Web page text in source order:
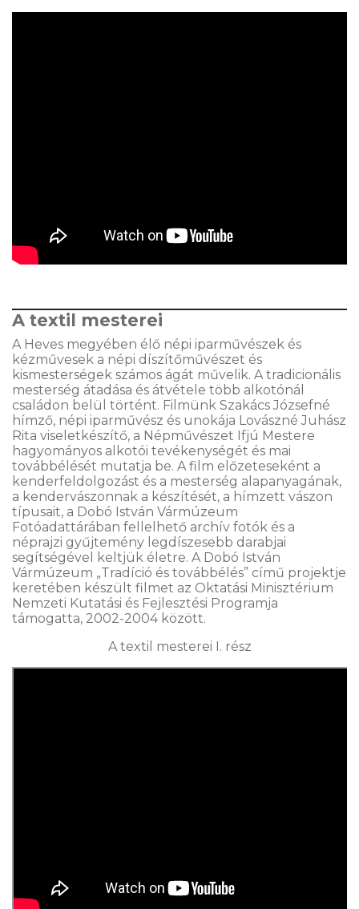
A textil mesterei
A Heves megyében élő népi iparművészek és
kézművesek a népi díszítőművészet és
kismesterségek számos ágát művelik. A tradicionális
mesterség átadása és átvétele több alkotónál
családon belül történt. Filmünk Szakács Józsefné
hímző, népi iparművész és unokája Lovászné Juhász
Rita viseletkészítő, a Népművészet Ifjú Mestere
hagyományos alkotói tevékenységét és mai
továbbélését mutatja be. A film előzeteseként a
kenderfeldolgozást és a mesterség alapanyagának,
a kendervászonnak a készítését, a hímzett vászon
típusait, a Dobó István Vármúzeum
Fotóadattárában fellelhető archív fotók és a
néprajzi gyűjtemény legdíszesebb darabjai
segítségével keltjük életre. A Dobó István
Vármúzeum „Tradíció és továbbélés” című projektje
keretében készült filmet az Oktatási Minisztérium
Nemzeti Kutatási és Fejlesztési Programja
támogatta, 2002-2004 között.
A textil mesterei I. rész